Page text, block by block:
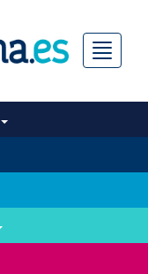
Menú